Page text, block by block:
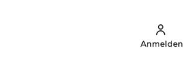
Anmelden